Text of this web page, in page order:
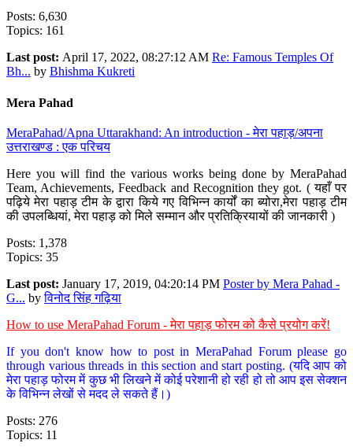
Posts: 6,630
Topics: 161
Last post: April 17, 2022, 08:27:12 AM Re: Famous Temples Of
Bh... by Bhishma Kukreti
Mera Pahad
MeraPahad/Apna Uttarakhand: An introduction - मेरा पहाड़/अपना
उत्तराखण्ड : एक परिचय
Here you will find the various works being done by MeraPahad
Team, Achievements, Feedback and Recognition they got. ( यहाँ पर
पढ़िये मेरा पहाड़ टीम के द्वारा किये गए विभिन्न कार्यों का ब्योरा,मेरा पहाड़ टीम
की उपलब्धियां, मेरा पहाड़ को मिले सम्मान और प्रतिक्रियायों की जानकारी )
Posts: 1,378
Topics: 35
Last post: January 17, 2019, 04:20:14 PM Poster by Mera Pahad -
G... byविनोद सिंह गढ़िया
How to use MeraPahad Forum - मेरा पहाड़ फोरम को कैसे प्रयोग करें!
If you don't know how to post in MeraPahad Forum please go
through various threads in this section and start posting. (यदि आप को
मेरा पहाड़ फोरम में कुछ भी लिखने में कोई परेशानी हो रही हो तो आप इस सेक्शन
के विभिन्न लेखों से मदद ले सकते हैं।)
Posts: 276
Topics: 11